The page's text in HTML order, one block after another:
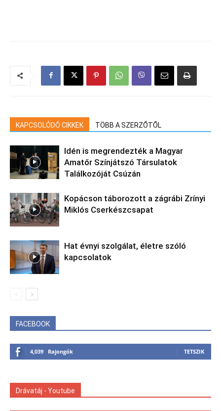
KAPCSOLÓDÓ CIKKEK TÖBB A SZERZŐTŐL
Idén is megrendezték a Magyar
Amatőr Színjátszó Társulatok
Találkozóját Csúzán
Kopácson táborozott a zágrábi Zrínyi
Miklós Cserkészcsapat
Hat évnyi szolgálat, életre szóló
kapcsolatok
FACEBOOK
4,039 Rajongók TETSZIK
Drávatáj - Youtube